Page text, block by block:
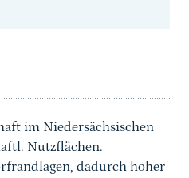
im Niedersächsischen
Nutzflächen.
dadurch hoher